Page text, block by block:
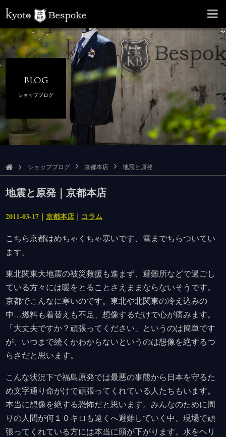
BLOG
ショップブログ
ショップブログ 京都本店 地震と原発
地震と原発｜京都本店
2011-03-17｜京都本店 ｜ コラム
こちら京都はめちゃくちゃ寒いです、雪までちらついてい
ます。
東北関東大地震の被災救援も進まず、避難所などで過ごし
ている方々には暖をとることさえままならないそうです。
京都でこんなに寒いのです。東北や北関東の冷え込みの
中…燃料も着替えも不足、想像するだけで心が痛みます。
「大丈夫ですか？頑張ってください」というのは簡単です
が、いつまで続くかわからないというのは想像を絶するつ
らさだと思います。
こんな状況下で福島原発では最悪の事態から日本を守るた
め文字通り命がけで頑張ってくれている人たちもいます。
本当に想像を絶する恐怖だと思います。みんなのために周
りの人間が何１０キロも遠くへ避難していく中、現場で頑
張ってくれている方には本当に頭が下がります。水をヘリ